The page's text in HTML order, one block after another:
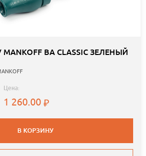
BA CLASSIC ЗЕЛЕНЫЙ
Цена:
1 260.00
В КОРЗИНУ